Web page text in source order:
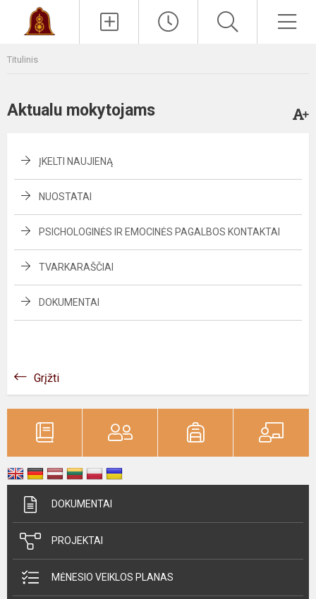
Titulinis
Aktualu mokytojams
ĮKELTI NAUJIENĄ
NUOSTATAI
PSICHOLOGINĖS IR EMOCINĖS PAGALBOS KONTAKTAI
TVARKARAŠČIAI
DOKUMENTAI
Grįžti
DOKUMENTAI
PROJEKTAI
MĖNESIO VEIKLOS PLANAS